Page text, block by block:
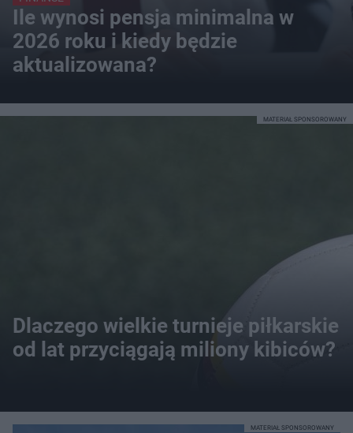
Ile wynosi pensja minimalna w
2026 roku i kiedy będzie
aktualizowana?
Dlaczego wielkie turnieje piłkarskie
od lat przyciągają miliony kibiców?
MATERIAŁ SPONSOROWANY
MATERIAŁ SPONSOROWANY